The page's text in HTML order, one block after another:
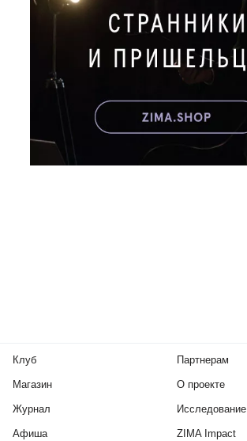
Клуб
Магазин
Журнал
Афиша
Партнерам
О проекте
Исследование
ZIMA Impact